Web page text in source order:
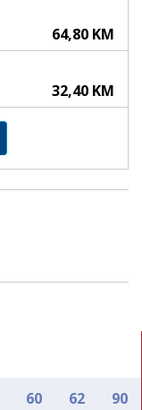
64,80 KM
32,40 KM
60 62 90